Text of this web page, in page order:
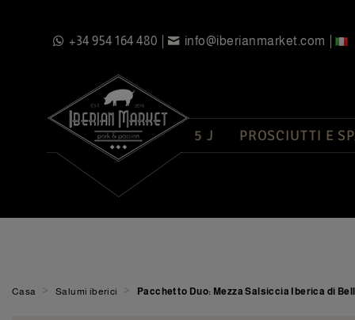
+34 954 164 480 info@iberianmarket.com
5 J PROSCIUTTI E
Casa > Salumi iberici > Pacchetto Duo: Mezza Salsiccia Iberica di